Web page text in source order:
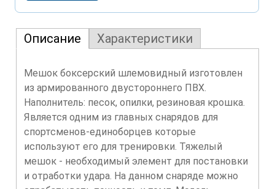
Описание Характеристики
Мешок боксерский шлемовидный изготовлен
из армированного двустороннего ПВХ.
Наполнитель: песок, опилки, резиновая крошка.
Является одним из главных снарядов для
спортсменов-единоборцев которые
используют его для тренировки. Тяжелый
мешок - необходимый элемент для постановки
и отработки удара. На данном снаряде можно